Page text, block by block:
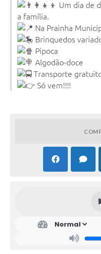
Um dia de
a família.
Na Prainha
Brinquedos
Pipoca
Algodão-doce
Transporte
Só vem!!!!